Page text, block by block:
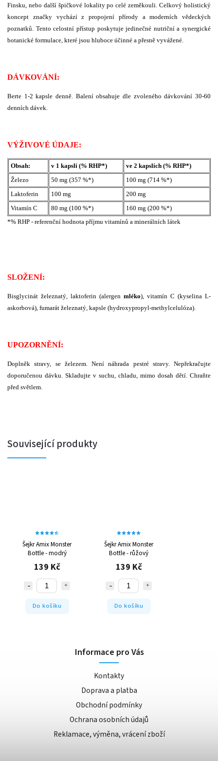
Finsku, nebo další špičkové lokality po celé zeměkouli. Celkový holistický
koncept značky vychází z propojení přírody a moderních vědeckých
poznatků. Tento celostní přístup poskytuje jedinečné nutriční a synergické
botanické formulace, které jsou hluboce účinné a přesně vyvážené.
DÁVKOVÁNÍ:
Berte 1-2 kapsle denně. Balení obsahuje dle zvoleného dávkování 30-60
denních dávek.
VÝŽIVOVÉ ÚDAJE:
Obsah: v 1 kapsli (% RHP*)
ve 2 kapslích (% RHP*)
Železo
50 mg (357 %*)
100 mg (714 %*)
Laktoferin
100 mg
200 mg
Vitamín C
80 mg (100 %*)
160 mg (200 %*)
*% RHP - referenční hodnota příjmu vitamínů a minerálních látek
SLOŽENÍ:
Bisglycinát železnatý, laktoferin (alergen mléko), vitamín C (kyselina L-
askorbová), fumarát železnatý, kapsle (hydroxypropyl-methylcelulóza).
UPOZORNĚNÍ:
Doplněk stravy, se železem. Není náhrada pestré stravy. Nepřekračujte
doporučenou dávku. Skladujte v suchu, chladu, mimo dosah dětí. Chraňte
před světlem.
Související produkty
Šejkr Amix Monster
Bottle - modrý
139 Kč
Do košíku
Šejkr Amix Monster
Bottle - růžový
139 Kč
Do košíku
Informace pro Vás
Kontakty
Doprava a platba
Obchodní podmínky
Ochrana osobních údajů
Reklamace, výměna, vrácení zboží